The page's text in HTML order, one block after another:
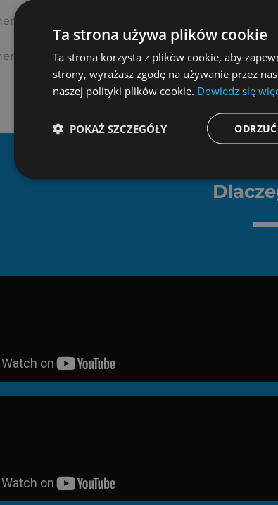
pro-related-links limit=”3″ orderby=”rand”
pro-related-links limit=”3″ orderby=”rand”
Ta strona używa plików cookie
Ta strona korzysta z plików cookie, aby
strony, wyrażasz zgodę na używanie przez
naszej polityki plików cookie. Dowiedz się
POKAŻ SZCZEGÓŁY